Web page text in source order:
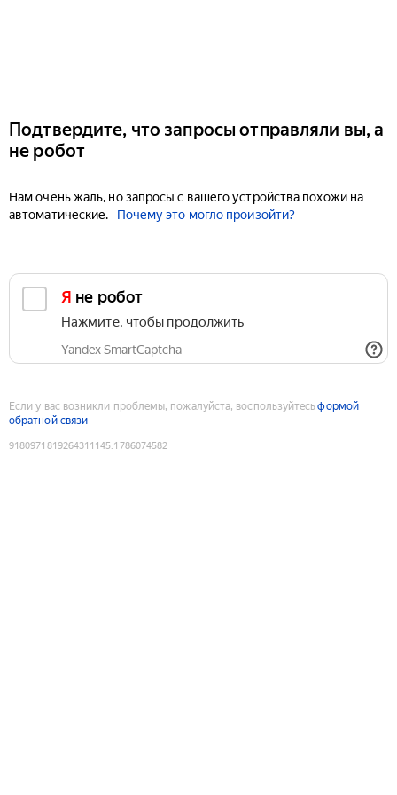
Подтвердите, что запросы отправляли вы, а
не робот
Нам очень жаль, но запросы с вашего устройства похожи на
автоматические.
Почему это могло произойти?
Я не робот
Нажмите, чтобы продолжить
Yandex SmartCaptcha
Если у вас возникли проблемы, пожалуйста, воспользуйтесьформой
обратной связи
9180971819264311145:1786074582